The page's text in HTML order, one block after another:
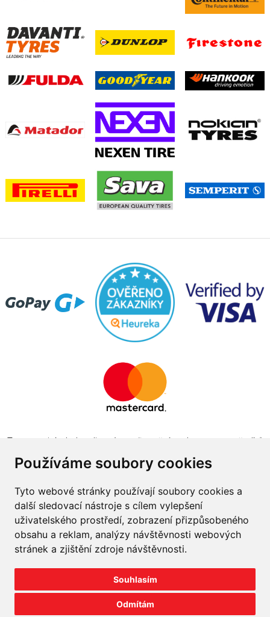
Používáme soubory cookies
Tyto webové stránky používají soubory cookies a
další sledovací nástroje s cílem vylepšení
uživatelského prostředí, zobrazení přizpůsobeného
obsahu a reklam, analýzy návštěvnosti webových
stránek a zjištění zdroje návštěvnosti.
Souhlasím
Odmítám
Tento projekt byl realizován za finanční podpory z prostředků
obchodu v programu The Country for the Future
2026prodej-pneu.cz
Napište nám
Velkoobchod